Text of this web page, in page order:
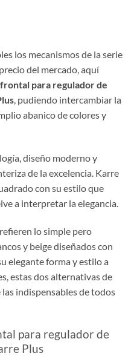
los mecanismos de la serie
del mercado, aquí
para regulador de
, pudiendo intercambiar la
abanico de colores y
diseño moderno y
de la excelencia. Karre
con su estilo que
a interpretar la elegancia.
lo simple pero
y beige diseñados con
elegante forma y estilo a
estas dos alternativas de
indispensables de todos
para regulador de
Plus